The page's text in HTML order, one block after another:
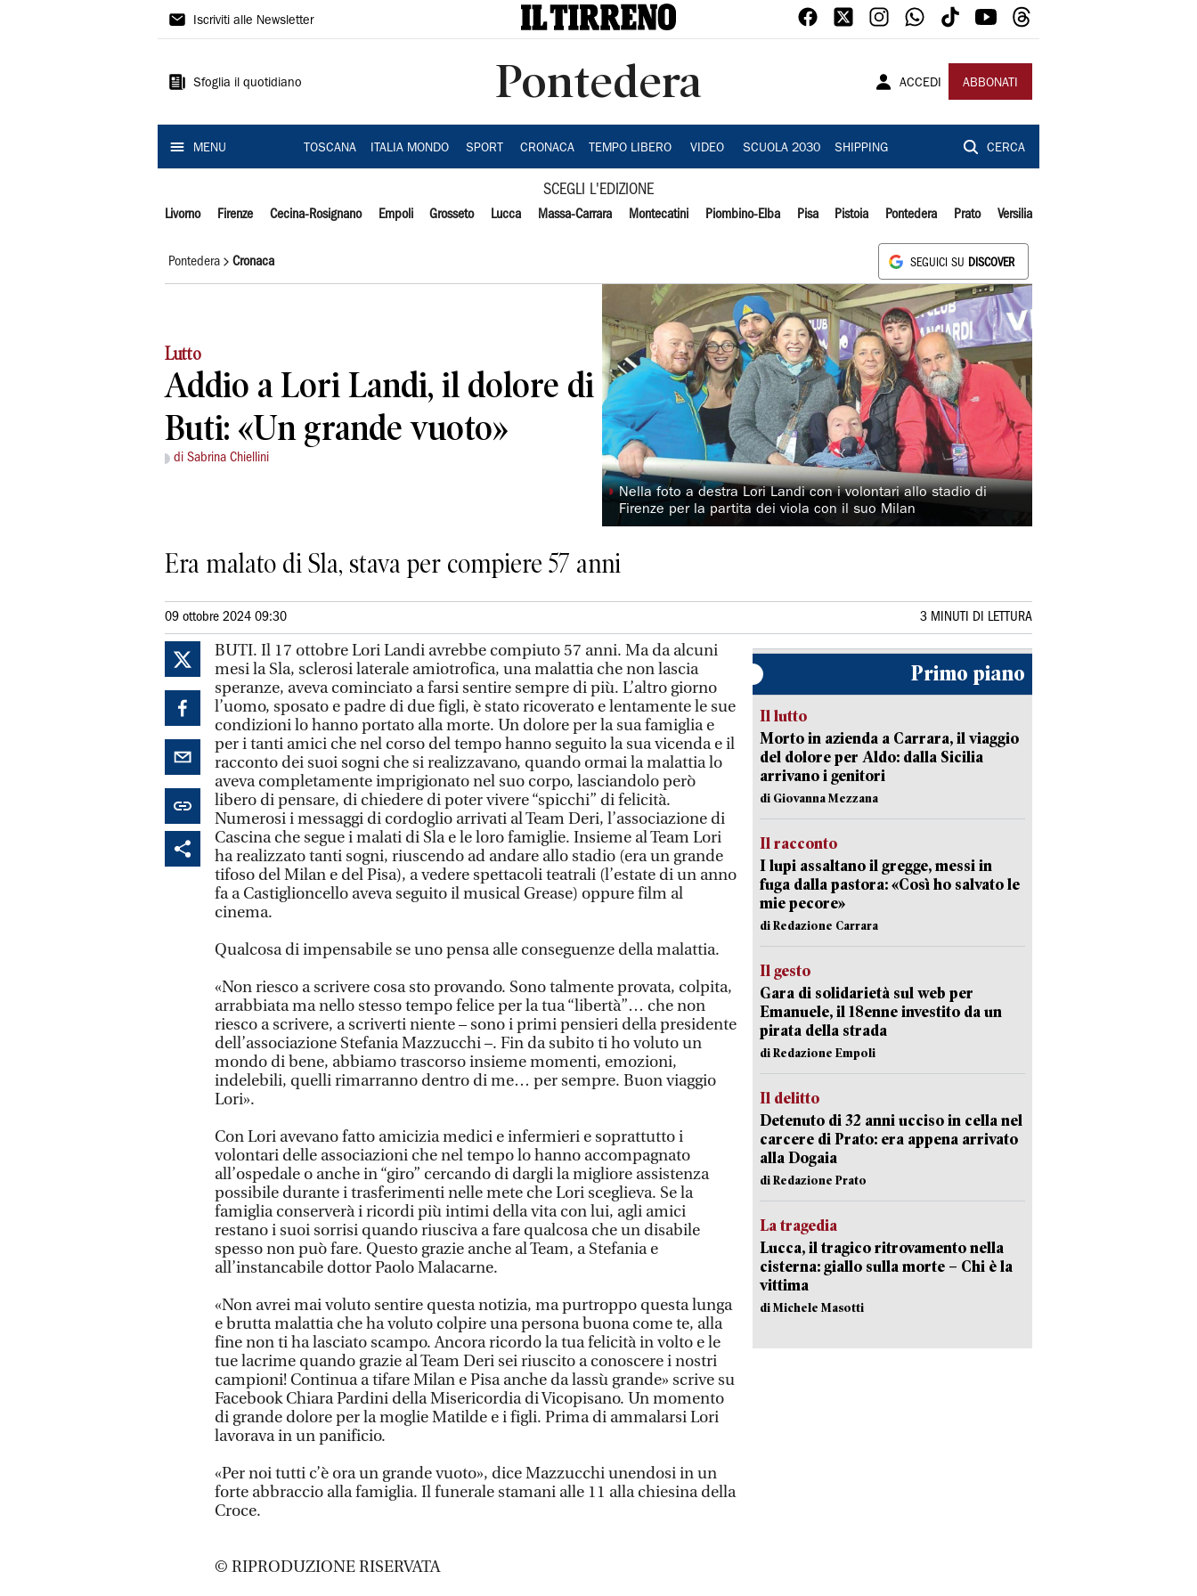
Il
Iscriviti alle Newsletter
Sfoglia il quotidiano Pontedera ACCEDI ABBONATI
MENU TOSCANA ITALIA MONDO SPORT CRONACA TEMPO LIBERO VIDEO SCUOLA 2030 SHIPPING CERCA
SCEGLI L'EDIZIONE
Livorno Firenze Cecina-Rosignano Empoli Grosseto Lucca Massa-Carrara Montecatini Piombino-Elba Pisa Pistoia Pontedera Prato Versilia
Pontedera Cronaca SEGUICI SU DISCOVER
Lutto
Addio a Lori Landi, il dolore di
Buti: «Un grande vuoto»
di Sabrina Chiellini
◗Nella foto a destra Lori Landi con i volontari allo stadio di
Firenze per la partita dei viola con il suo Milan
Era malato di Sla, stava per compiere 57 anni
09 ottobre 2024 09:30 3 MINUTI DI LETTURA
BUTI. Il 17 ottobre Lori Landi avrebbe compiuto 57 anni. Ma da alcuni
mesi la Sla, sclerosi laterale amiotrofica, una malattia che non lascia
speranze, aveva cominciato a farsi sentire sempre di più. L’altro giorno
l’uomo, sposato e padre di due figli, è stato ricoverato e lentamente le sue
condizioni lo hanno portato alla morte. Un dolore per la sua famiglia e
per i tanti amici che nel corso del tempo hanno seguito la sua vicenda e il
racconto dei suoi sogni che si realizzavano, quando ormai la malattia lo
aveva completamente imprigionato nel suo corpo, lasciandolo però
libero di pensare, di chiedere di poter vivere “spicchi” di felicità.
Numerosi i messaggi di cordoglio arrivati al Team Deri, l’associazione di
Cascina che segue i malati di Sla e le loro famiglie. Insieme al Team Lori
ha realizzato tanti sogni, riuscendo ad andare allo stadio (era un grande
tifoso del Milan e del Pisa), a vedere spettacoli teatrali (l’estate di un anno
fa a Castiglioncello aveva seguito il musical Grease) oppure film al
cinema.
Qualcosa di impensabile se uno pensa alle conseguenze della malattia.
«Non riesco a scrivere cosa sto provando. Sono talmente provata, colpita,
arrabbiata ma nello stesso tempo felice per la tua “libertà”… che non
riesco a scrivere, a scriverti niente – sono i primi pensieri della presidente
dell’associazione Stefania Mazzucchi –. Fin da subito ti ho voluto un
mondo di bene, abbiamo trascorso insieme momenti, emozioni,
indelebili, quelli rimarranno dentro di me… per sempre. Buon viaggio
Lori».
Con Lori avevano fatto amicizia medici e infermieri e soprattutto i
volontari delle associazioni che nel tempo lo hanno accompagnato
all’ospedale o anche in “giro” cercando di dargli la migliore assistenza
possibile durante i trasferimenti nelle mete che Lori sceglieva. Se la
famiglia conserverà i ricordi più intimi della vita con lui, agli amici
restano i suoi sorrisi quando riusciva a fare qualcosa che un disabile
spesso non può fare. Questo grazie anche al Team, a Stefania e
all’instancabile dottor Paolo Malacarne.
«Non avrei mai voluto sentire questa notizia, ma purtroppo questa lunga
e brutta malattia che ha voluto colpire una persona buona come te, alla
fine non ti ha lasciato scampo. Ancora ricordo la tua felicità in volto e le
tue lacrime quando grazie al Team Deri sei riuscito a conoscere i nostri
campioni! Continua a tifare Milan e Pisa anche da lassù grande» scrive su
Facebook Chiara Pardini della Misericordia di Vicopisano. Un momento
di grande dolore per la moglie Matilde e i figli. Prima di ammalarsi Lori
lavorava in un panificio.
«Per noi tutti c’è ora un grande vuoto», dice Mazzucchi unendosi in un
forte abbraccio alla famiglia. Il funerale stamani alle 11 alla chiesina della
Croce.
© RIPRODUZIONE RISERVATA
Primo piano
Il lutto
Morto in azienda a Carrara, il viaggio
del dolore per Aldo: dalla Sicilia
arrivano i genitori
di Giovanna Mezzana
Il racconto
I lupi assaltano il gregge, messi in
fuga dalla pastora: «Così ho salvato le
mie pecore»
di Redazione Carrara
Il gesto
Gara di solidarietà sul web per
Emanuele, il 18enne investito da un
pirata della strada
di Redazione Empoli
Il delitto
Detenuto di 32 anni ucciso in cella nel
carcere di Prato: era appena arrivato
alla Dogaia
di Redazione Prato
La tragedia
Lucca, il tragico ritrovamento nella
cisterna: giallo sulla morte – Chi è la
vittima
di Michele Masotti